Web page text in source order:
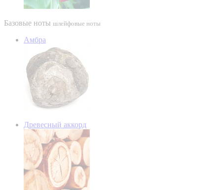
Базовые ноты шлейфовые ноты
Амбра
Древесный аккорд